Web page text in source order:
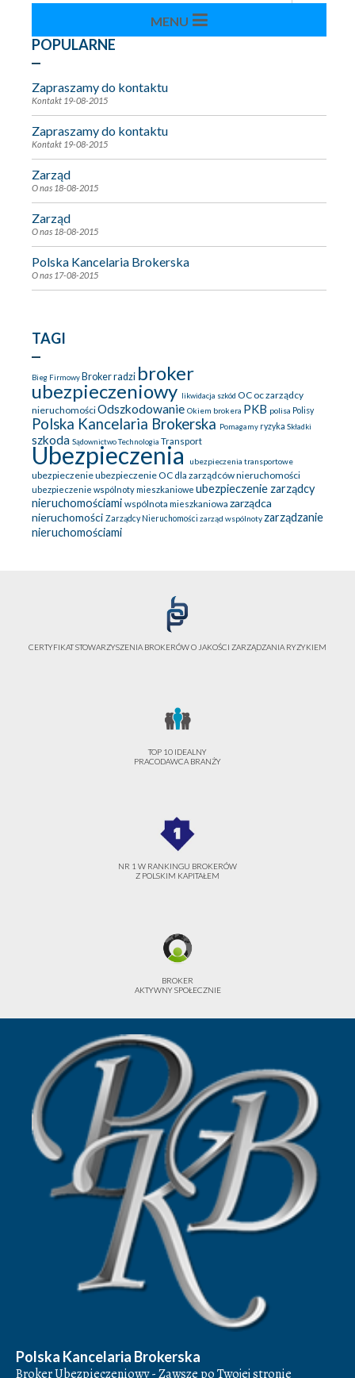
POPULARNE
Zapraszamy do kontaktu
Kontakt 19-08-2015
Zapraszamy do kontaktu
Kontakt 19-08-2015
Zarząd
O nas 18-08-2015
Zarząd
O nas 18-08-2015
Polska Kancelaria Brokerska
O nas 17-08-2015
TAGI
Bieg Firmowy Broker radzi broker
ubezpieczeniowy likwidacja szkód OC oc zarządcy
nieruchomościOdszkodowanie Okiem brokera PKB polisa Polisy
Polska Kancelaria Brokerska Pomagamy ryzyka Składki
szkoda SądownictwoTechnologia Transport
Ubezpieczenia ubezpieczenia transportowe
ubezpieczenieubezpieczenie OC dla zarządców nieruchomości
ubezpieczenie wspólnoty mieszkaniowe ubezpieczenie zarządcy
nieruchomościami wspólnota mieszkaniowa zarządca
nieruchomości Zarządcy Nieruchomości zarząd wspólnoty zarządzanie
nieruchomościami
CERTYFIKAT STOWARZYSZENIA BROKERÓW O JAKOŚCI ZARZĄDZANIA RYZYKIEM
TOP 10 IDEALNY
PRACODAWCA BRANŻY
NR 1 W RANKINGU BROKERÓW
Z POLSKIM KAPITAŁEM
BROKER
AKTYWNY SPOŁECZNIE
Polska Kancelaria Brokerska
Broker Ubezpieczeniowy - Zawsze po Twojej stronie